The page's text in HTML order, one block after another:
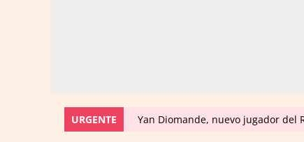
URGENTE Yan Diomande, nuevo jugador del